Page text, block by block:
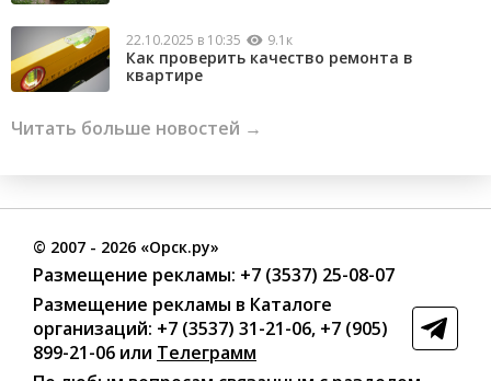
22.10.2025 в 10:35 9.1к
Как проверить качество ремонта в
квартире
Читать больше новостей →
© 2007 - 2026 «Орск.ру»
Размещение рекламы: +7 (3537) 25-08-07
Размещение рекламы в Каталоге
организаций: +7 (3537) 31-21-06, +7 (905)
899-21-06 или Телеграмм